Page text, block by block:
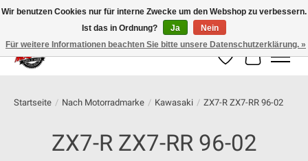
100% schweizer Onlineshop für Dein Motorrad
Wunschzettel
Ihr
Startseite / Nach Motorradmarke / Kawasaki / ZX7-R ZX7-RR 96-02
ZX7-R ZX7-RR 96-02
Wir benutzen Cookies nur für interne Zwecke um den Webshop zu verbessern.
Ist das in Ordnung?
Ja
Nein
Für weitere Informationen beachten Sie bitte unsere Datenschutzerklärung. »